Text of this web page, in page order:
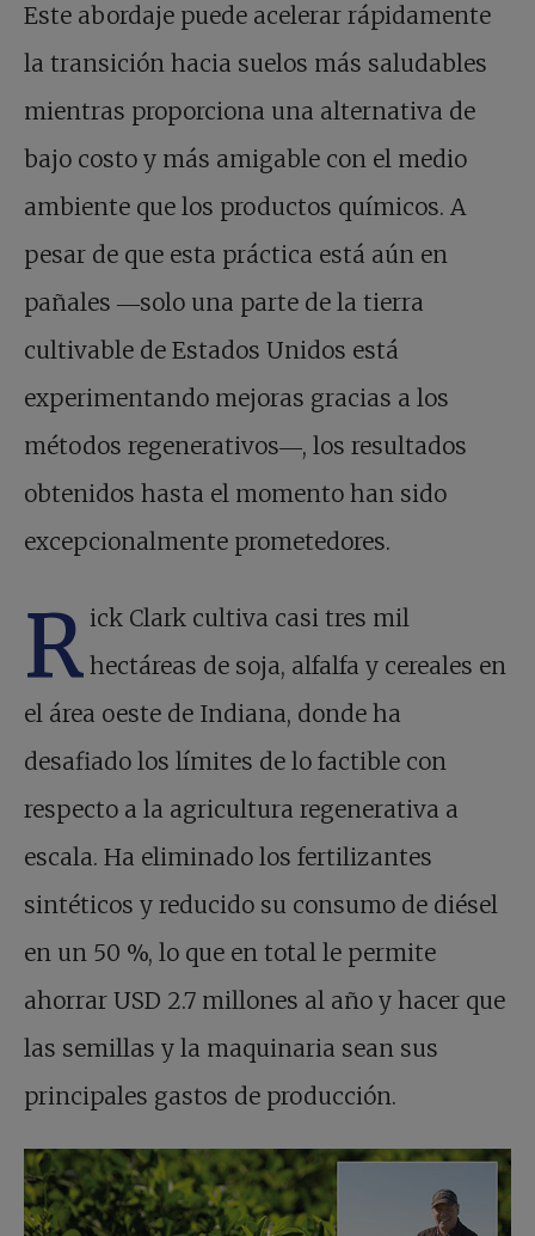
Este abordaje puede acelerar rápidamente
la transición hacia suelos más saludables
mientras proporciona una alternativa de
bajo costo y más amigable con el medio
ambiente que los productos químicos. A
pesar de que esta práctica está aún en
pañales ―solo una parte de la tierra
cultivable de Estados Unidos está
experimentando mejoras gracias a los
métodos regenerativos―, los resultados
obtenidos hasta el momento han sido
excepcionalmente prometedores.
R ick Clark cultiva casi tres mil
hectáreas de soja, alfalfa y cereales en
el área oeste de Indiana, donde ha
desafiado los límites de lo factible con
respecto a la agricultura regenerativa a
escala. Ha eliminado los fertilizantes
sintéticos y reducido su consumo de diésel
en un 50 %, lo que en total le permite
ahorrar USD 2.7 millones al año y hacer que
las semillas y la maquinaria sean sus
principales gastos de producción.